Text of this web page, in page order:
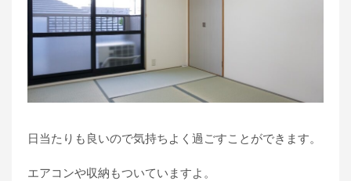
日当たりも良いので気持ちよく過ごすことができます。
エアコンや収納もついていますよ。